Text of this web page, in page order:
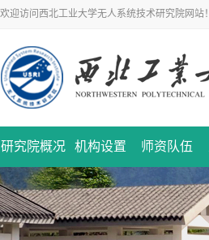
欢迎访问西北工业大学无人系统技术研究院网站！
研究院概况 机构设置 师资队伍